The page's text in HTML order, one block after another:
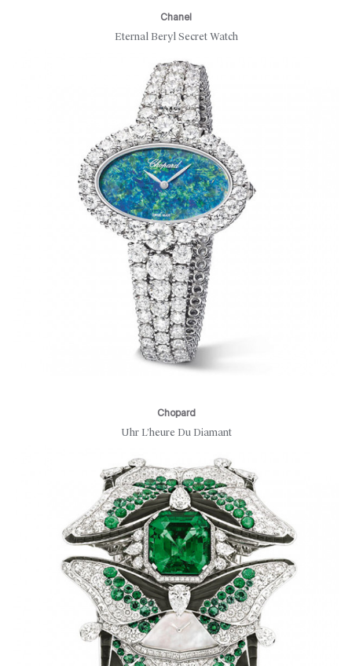
Chanel
Eternal Beryl Secret Watch
Chopard
Uhr L’heure Du Diamant